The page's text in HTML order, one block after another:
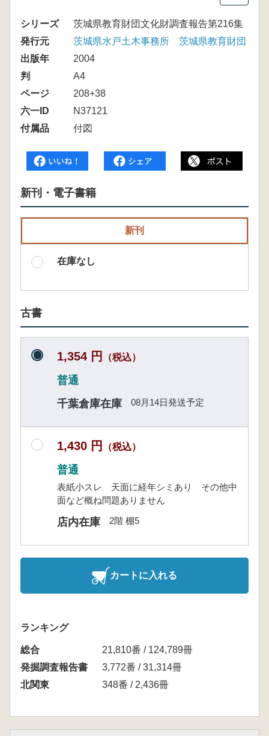
シリーズ
茨城県教育財団文化財調査報告第216集
発行元
茨城県水戸土木事務所 茨城県教育財団
出版年
2004
判
A4
ページ
208+38
六一ID
N37121
付属品
付図
新刊・電子書籍
新刊
在庫なし
古書
1,354 円 （税込）
普通
千葉倉庫在庫
08月14日発送予定
1,430 円 （税込）
普通
表紙小スレ 天面に経年シミあり その他中
面など概ね問題ありません
店内在庫 2階 棚5
カートに入れる
ランキング
総合
21,810番 / 124,789冊
発掘調査報告書
3,772番 / 31,314冊
北関東
348番 / 2,436冊